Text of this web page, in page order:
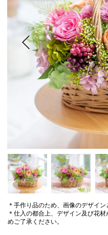
＊手作り品のため、画像のデザイ
＊仕入の都合上、デザイン及び花
めご了承ください。